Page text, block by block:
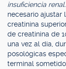
insuficiencia renal.
necesario ajustar
creatinina
de creatinina de
una vez al día,
posológicas
terminal